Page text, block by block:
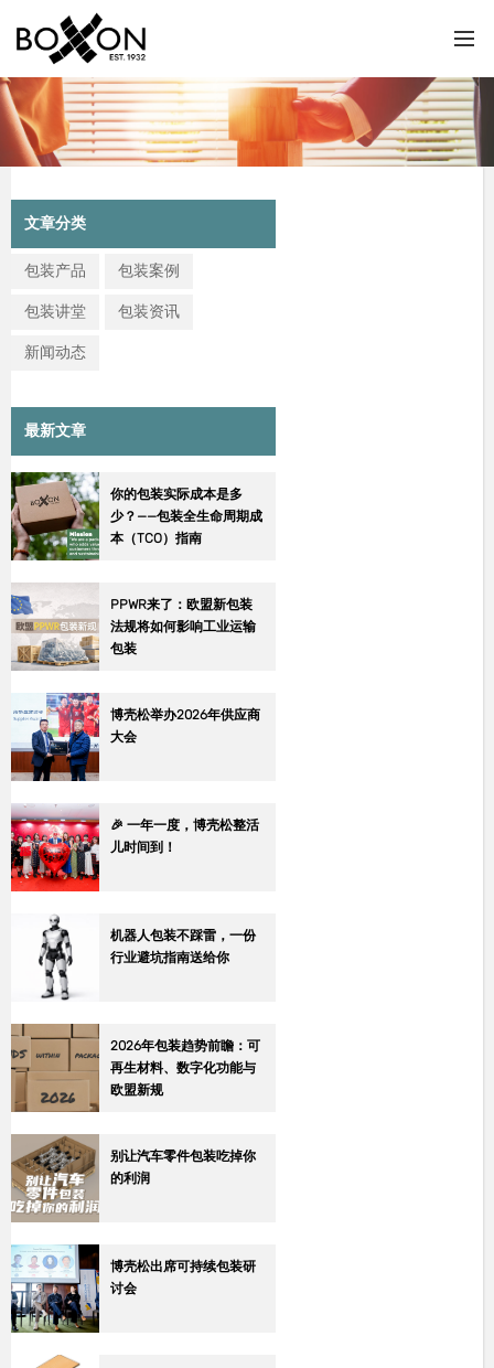
文章分类
包装产品 包装案例
包装讲堂 包装资讯
新闻动态
最新文章
你的包装实际成本是多
少？——包装全生命周期成
本（TCO）指南
PPWR来了：欧盟新包装
法规将如何影响工业运输
包装
博壳松举办2026年供应商
大会
🎉 一年一度，博壳松整活
儿时间到！
机器人包装不踩雷，一份
行业避坑指南送给你
2026年包装趋势前瞻：可
再生材料、数字化功能与
欧盟新规
别让汽车零件包装吃掉你
的利润
博壳松出席可持续包装研
讨会